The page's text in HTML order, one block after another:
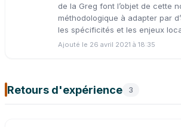
de la Greg font l’objet de cette
méthodologique à adapter par
les spécificités et les enjeux
Ajouté le 26 avril 2021 à 18:35
Retours d'expérience 3